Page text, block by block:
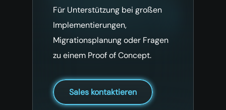
Für Unterstützung bei großen
Implementierungen,
Migrationsplanung oder Fragen
zu einem Proof of Concept.
Sales kontaktieren